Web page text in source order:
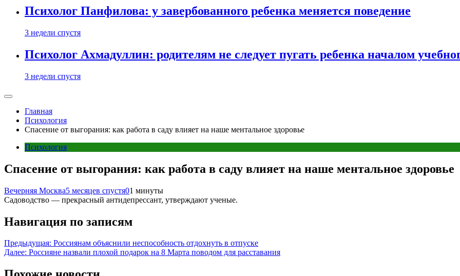
Психолог Панфилова: у завербованного ребенка меняется поведение
3 недели спустя
Психолог Ахмадуллин: родителям не следует пугать ребенка началом
3 недели спустя
Главная
Психология
Спасение от выгорания: как работа в саду влияет на наше ментальное здоровье
Психология
Спасение от выгорания: как работа в саду влияет на наше ментальное здоровье
Вечерняя Москва5 месяцев спустя01 минуты
Садоводство — прекрасный антидепрессант, утверждают ученые.
Навигация по записям
Предыдущая: Россиянам объяснили неспособность отдохнуть в отпуске
Далее: Россияне назвали плохой подарок на 8 Марта поводом для расставания